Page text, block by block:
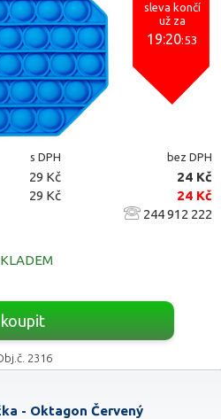
sleva končí
už za
19:20:52
s DPH bez DPH
29 Kč
24 Kč
29 Kč
24 Kč
244 912 222
koupit
2316
- Oktagon Červený